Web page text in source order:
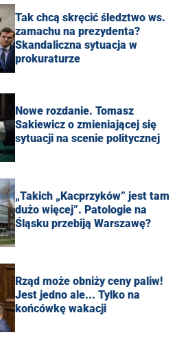
Tak chcą skręcić śledztwo ws.
zamachu na prezydenta?
Skandaliczna sytuacja w
prokuraturze
Nowe rozdanie. Tomasz
Sakiewicz o zmieniającej się
sytuacji na scenie politycznej
„Takich „Kacprzyków” jest tam
dużo więcej”. Patologie na
Śląsku przebiją Warszawę?
Rząd może obniży ceny paliw!
Jest jedno ale... Tylko na
końcówkę wakacji